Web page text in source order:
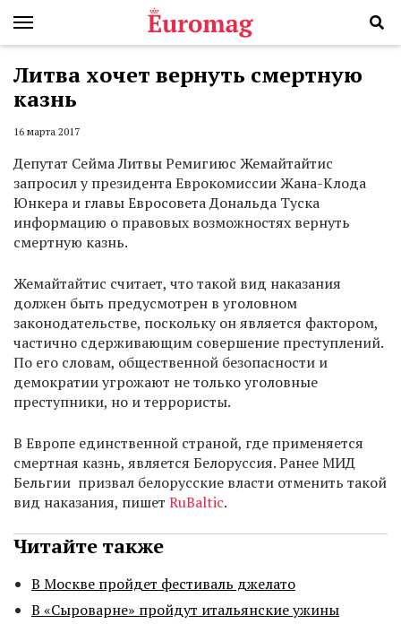
Литва хочет вернуть смертную
казнь
16 марта 2017
Депутат Сейма Литвы Ремигиюс Жемайтайтис
запросил у президента Еврокомиссии Жана-Клода
Юнкера и главы Евросовета Дональда Туска
информацию о правовых возможностях вернуть
смертную казнь.
Жемайтайтис считает, что такой вид наказания
должен быть предусмотрен в уголовном
законодательстве, поскольку он является фактором,
частично сдерживающим совершение преступлений.
По его словам, общественной безопасности и
демократии угрожают не только уголовные
преступники, но и террористы.
В Европе единственной страной, где применяется
смертная казнь, является Белоруссия. Ранее МИД
Бельгии призвал белорусские власти отменить такой
вид наказания, пишет RuBaltic.
Читайте также
В Москве пройдет фестиваль джелато
В «Сыроварне» пройдут итальянские ужины